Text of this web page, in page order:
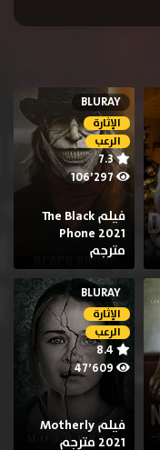
BLURAY
الإثارة
الرعب
7.3
106٬297
فيلم The Black
Phone 2021
مترجم
BLURAY
الإثارة
الرعب
فيلم Motherly
2021 مترجم